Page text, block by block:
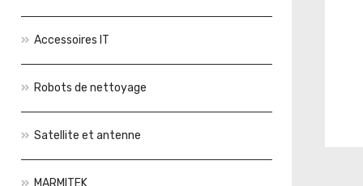
Accessoires IT
Robots de nettoyage
Satellite et antenne
MARMITEK